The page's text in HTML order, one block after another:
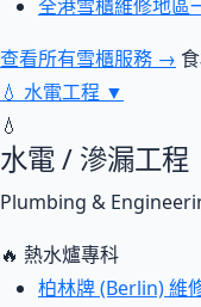
全港雪櫃維修地區
查看所有雪櫃服務 →
💧 水電工程 ▼
💧
水電 / 滲漏工程
Plumbing &
🔥 熱水爐專科
柏林牌 (Berlin) 維